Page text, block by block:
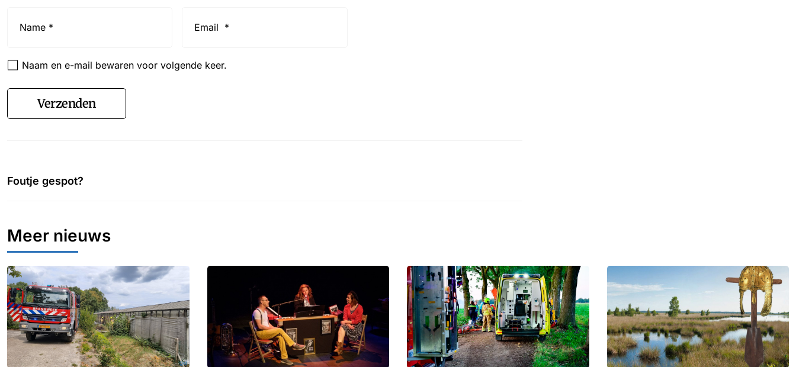
Naam en e-mail bewaren voor volgende keer.
Verzenden
Foutje gespot?
Meer nieuws